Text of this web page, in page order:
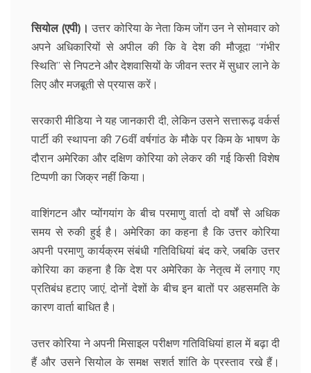
सियोल (एपी)। उत्तर कोरिया के नेता किम जोंग उन ने सोमवार को
अपने अधिकारियों से अपील की कि वे देश की मौजूदा ‘‘गंभीर
स्थिति’’ से निपटने और देशवासियों के जीवन स्तर में सुधार लाने के
लिए और मजबूती से प्रयास करें।
सरकारी मीडिया ने यह जानकारी दी, लेकिन उसने सत्तारूढ़ वर्कर्स
पार्टी की स्थापना की 76वीं वर्षगांठ के मौके पर किम के भाषण के
दौरान अमेरिका और दक्षिण कोरिया को लेकर की गई किसी विशेष
टिप्पणी का जिक्र नहीं किया।
वाशिंगटन और प्योंगयांग के बीच परमाणु वार्ता दो वर्षों से अधिक
समय से रुकी हुई है। अमेरिका का कहना है कि उत्तर कोरिया
अपनी परमाणु कार्यक्रम संबंधी गतिविधियां बंद करे, जबकि उत्तर
कोरिया का कहना है कि देश पर अमेरिका के नेतृत्व में लगाए गए
प्रतिबंध हटाए जाएं, दोनों देशों के बीच इन बातों पर अहसमति के
कारण वार्ता बाधित है।
उत्तर कोरिया ने अपनी मिसाइल परीक्षण गतिविधियां हाल में बढ़ा दी
हैं और उसने सियोल के समक्ष सशर्त शांति के प्रस्ताव रखे हैं।